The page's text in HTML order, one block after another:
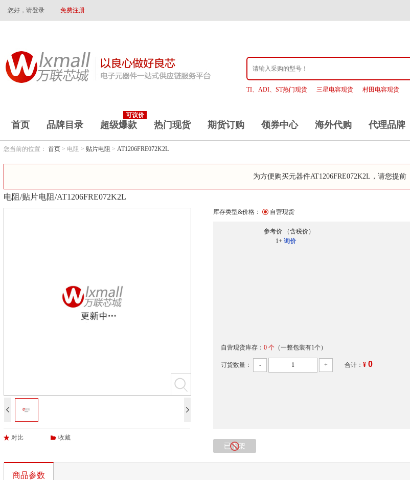
您好，请登录 免费注册
TI、ADI、ST热门现货 三星电容现货 村田电容现货
首页 品牌目录
可议价
超级爆款 热门现货 期货订购 领券中心 海外代购 代理品牌
您当前的位置： 首页 > 电阻 > 贴片电阻 > AT1206FRE072K2L
为方便购买元器件AT1206FRE072K2L，请您提前
电阻/贴片电阻/AT1206FRE072K2L
 
对比 收藏
库存类型&价格： 自营现货
参考价
（含税价）
1+ 询价
自营现货库存： 0 个 （一整包装有1个）
订货数量： - + 合计： ¥ 0
已下架
商品参数